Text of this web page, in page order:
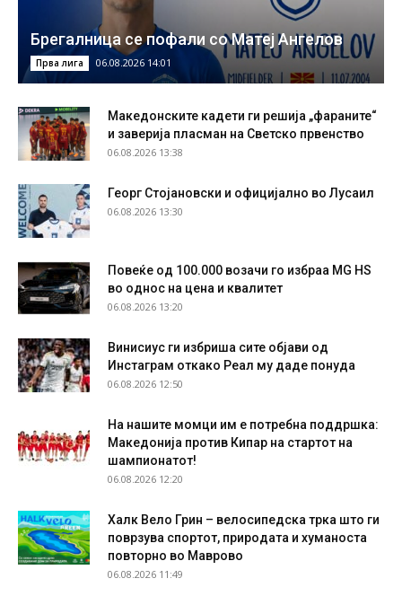
Брегалница се пофали со Матеј Ангелов
Прва лига 06.08.2026 14:01
Македонските кадети ги решија „фараните“
и заверија пласман на Светско првенство
06.08.2026 13:38
Георг Стојановски и официјално во Лусаил
06.08.2026 13:30
Повеќе од 100.000 возачи го избраа MG HS
во однос на цена и квалитет
06.08.2026 13:20
Винисиус ги избриша сите објави од
Инстаграм откако Реал му даде понуда
06.08.2026 12:50
На нашите момци им е потребна поддршка:
Македонија против Кипар на стартот на
шампионатот!
06.08.2026 12:20
Халк Вело Грин – велосипедска трка што ги
поврзува спортот, природата и хуманоста
повторно во Маврово
06.08.2026 11:49